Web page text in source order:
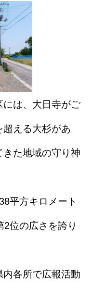
は、大日寺がご
超える大杉があ
きた地域の守り神
平方キロメート
位の広さを誇り
内各所で広報活動